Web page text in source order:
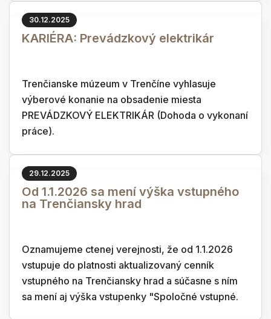
30.12.2025
KARIÉRA: Prevádzkový elektrikár
Trenčianske múzeum v Trenčíne vyhlasuje
výberové konanie na obsadenie miesta
PREVÁDZKOVÝ ELEKTRIKÁR (Dohoda o vykonaní
práce).
29.12.2025
Od 1.1.2026 sa mení výška vstupného
na Trenčiansky hrad
Oznamujeme ctenej verejnosti, že od 1.1.2026
vstupuje do platnosti aktualizovaný cenník
vstupného na Trenčiansky hrad a súčasne s ním
sa mení aj výška vstupenky "Spoločné vstupné.